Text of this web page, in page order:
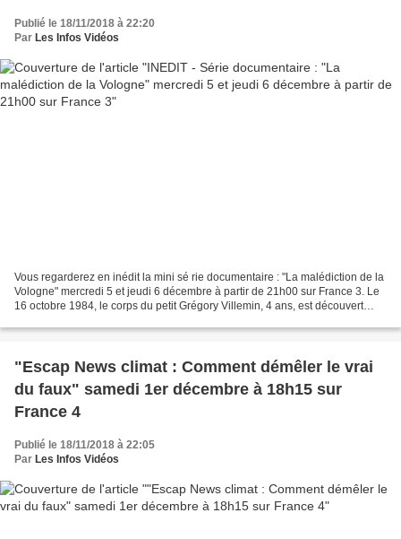
Publié le 18/11/2018 à 22:20
Par Les Infos Vidéos
Vous regarderez en inédit la mini sé rie documentaire : "La malédiction de la
Vologne" mercredi 5 et jeudi 6 décembre à partir de 21h00 sur France 3. Le
16 octobre 1984, le corps du petit Grégory Villemin, 4 ans, est découvert
"Escap News climat : Comment démêler le vrai
du faux" samedi 1er décembre à 18h15 sur
France 4
Publié le 18/11/2018 à 22:05
Par Les Infos Vidéos